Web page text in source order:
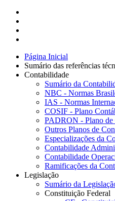
Página Inicial
Sumário das referências
Contabilidade
Sumário da
NBC - Normas
IAS - Normas
COSIF - Plano
PADRON - Plano de
Outros Planos de
Especializações da
Contabilidade
Contabilidade
Ramificações da
Legislação
Sumário da
Constituição Federal